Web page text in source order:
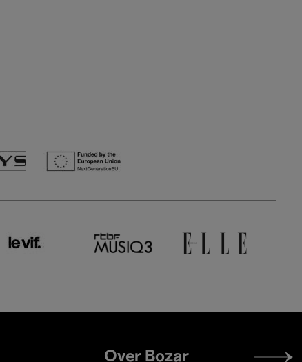
Footer
Over Bozar